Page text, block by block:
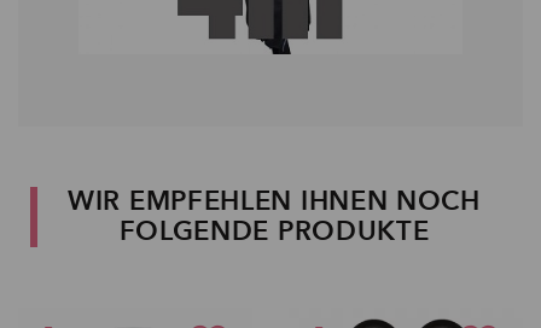
WIR EMPFEHLEN IHNEN NOCH
FOLGENDE PRODUKTE